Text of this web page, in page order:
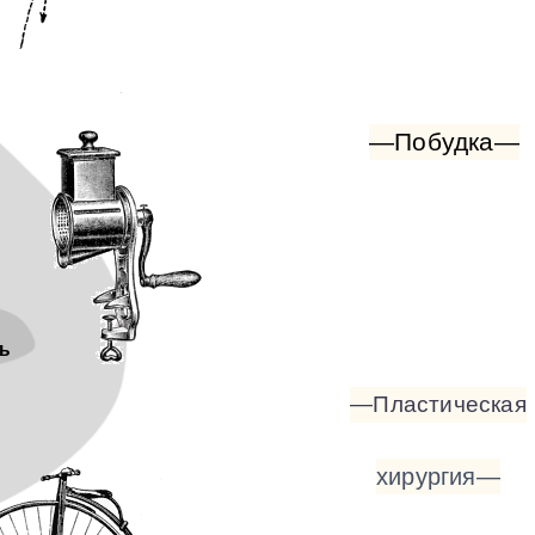
—Побудка—
—Пластическая
хирургия—